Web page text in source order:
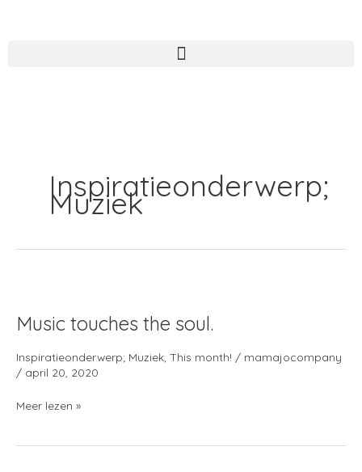
Inspiratieonderwerp;
Muziek
Music touches the soul.
Inspiratieonderwerp; Muziek This month! / mamajocompany
/ april 20, 2020
the
Meer lezen »